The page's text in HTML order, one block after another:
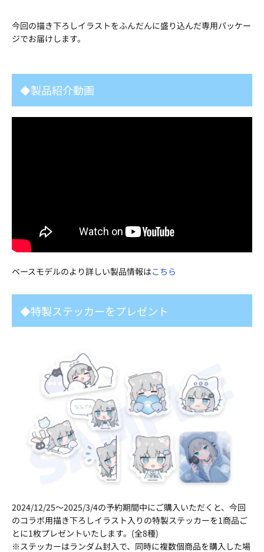
今回の描き下ろしイラストをふんだんに盛り込んだ専用パッケー
ジでお届けします。
◆製品紹介動画
ベースモデルのより詳しい製品情報はこちら
◆特製ステッカーをプレゼント
2024/12/25〜2025/3/4の予約期間中にご購入いただくと、今回
のコラボ用描き下ろしイラスト入りの特製ステッカーを1商品ご
とに1枚プレゼントいたします。(全8種)
※ステッカーはランダム封入で、同時に複数個商品を購入した場